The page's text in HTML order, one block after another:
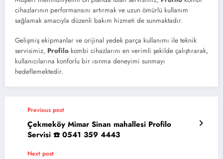
cihazlarının performansını artırmak ve uzun ömürlü kullanım
sağlamak amacıyla düzenli bakım hizmeti de sunmaktadır.
Gelişmiş ekipmanlar ve orijinal yedek parça kullanımı ile teknik
servisimiz, Profilo kombi cihazlarını en verimli şekilde çalıştırarak,
kullanıcılarına konforlu bir ısınma deneyimi sunmayı
hedeflemektedir.
Previous post
Çekmeköy Mimar Sinan mahallesi Profilo
Servisi ☎️ 0541 359 4443
Next post